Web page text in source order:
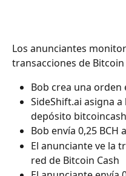
Los anunciantes
transacciones de
Bob crea una orden
SideShift.ai asigna
depósito
Bob envía 0,25 BCH
El anunciante ve la
red de Bitcoin Cash